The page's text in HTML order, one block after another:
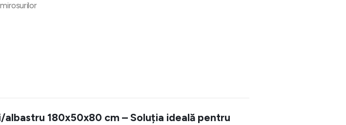
180x50x80 cm – Soluția ideală pentru